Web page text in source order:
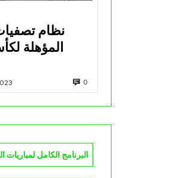
نظام
المؤهلة
0
البرنامج الكامل لمباريات